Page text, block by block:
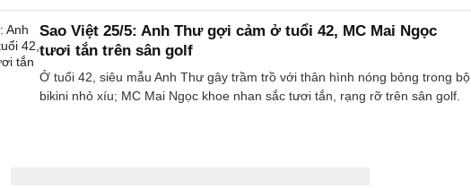
Sao Việt 25/5: Anh Thư gợi cảm ở tuổi 42, MC Mai Ngọc
tươi tắn trên sân golf
Ở tuổi 42, siêu mẫu Anh Thư gây trầm trồ với thân hình nóng bỏng trong bộ
bikini nhỏ xíu; MC Mai Ngọc khoe nhan sắc tươi tắn, rạng rỡ trên sân golf.